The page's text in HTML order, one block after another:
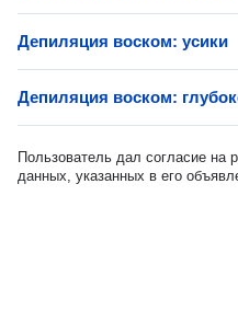
Депиляция воском: усики
Депиляция воском:
Пользователь дал согласие на
данных, указанных в его